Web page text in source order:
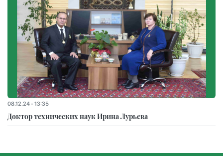
08.12.24 - 13:35
Доктор технических наук Ирина Лурьева